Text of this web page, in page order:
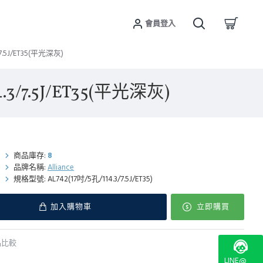
會員登入
ET35(平光深灰)
7.5J/ET35(平光深灰)
商品庫存: 8
品牌名稱: Alliance
規格型號: AL742(17吋/5孔/114.3/7.5J/ET35)
加入購物車 立即購買
較
LINE@